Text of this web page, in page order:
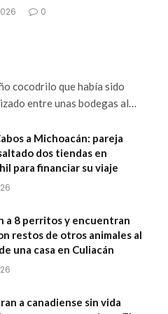
0
cocodrilo que había sido
entre unas bodegas al…
a Michoacán: pareja
dos tiendas en
para financiar su viaje
a 8 perritos y encuentran
restos de otros animales al
una casa en Culiacán
a canadiense sin vida